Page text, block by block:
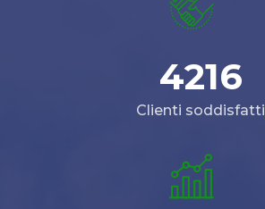
4216
Clienti soddisfatti